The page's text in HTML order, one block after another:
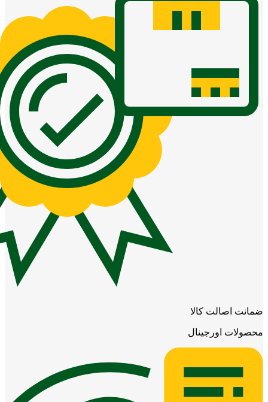
ضمانت اصالت کالا
محصولات اورجینال